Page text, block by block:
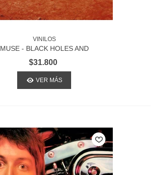
VINILOS
MUSE - BLACK HOLES AND
REVELATIONS
$31.800
VER MÁS